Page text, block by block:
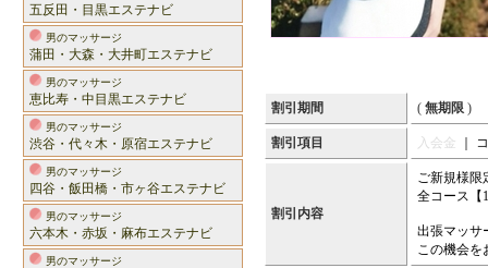
五反田・目黒エステナビ
男のマッサージ
蒲田・大森・大井町エステナビ
男のマッサージ
恵比寿・中目黒エステナビ
男のマッサージ
渋谷・代々木・原宿エステナビ
男のマッサージ
四谷・飯田橋・市ヶ谷エステナビ
男のマッサージ
六本木・赤坂・麻布エステナビ
男のマッサージ
割引期間 ( 無期限 )
割引項目 入会金 ｜
割引内容
ご新規様限
全コース【
出張マッサ
この機会を